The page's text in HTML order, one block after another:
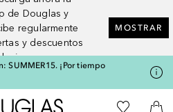
de Douglas y
regularmente
y descuentos
MOSTRAR
SUMMER15. ¡Por tiempo
A Douglas HomeMi lista de